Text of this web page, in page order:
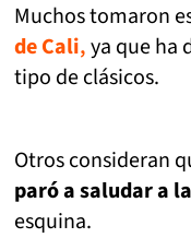
Muchos tomaron
de Cali,ya que ha
tipo de clásicos.
Otros consideran
paró a saludar a
esquina.